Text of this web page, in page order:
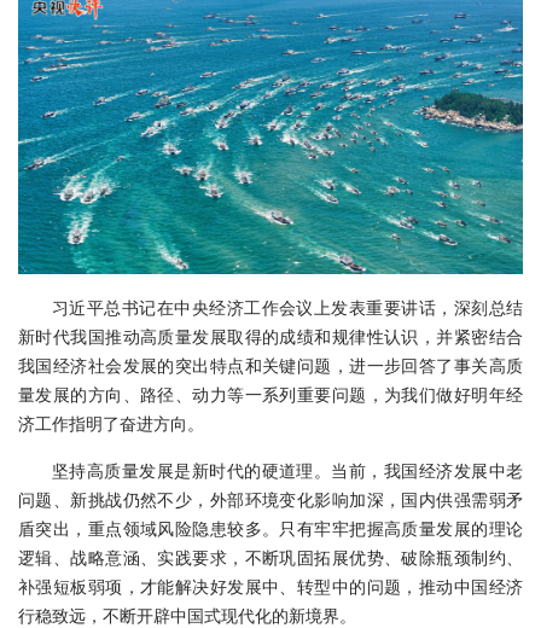
习近平总书记在中央经济工作会议上发表重要讲话，深刻总结
新时代我国推动高质量发展取得的成绩和规律性认识，并紧密结合
我国经济社会发展的突出特点和关键问题，进一步回答了事关高质
量发展的方向、路径、动力等一系列重要问题，为我们做好明年经
济工作指明了奋进方向。
坚持高质量发展是新时代的硬道理。当前，我国经济发展中老
问题、新挑战仍然不少，外部环境变化影响加深，国内供强需弱矛
盾突出，重点领域风险隐患较多。只有牢牢把握高质量发展的理论
逻辑、战略意涵、实践要求，不断巩固拓展优势、破除瓶颈制约、
补强短板弱项，才能解决好发展中、转型中的问题，推动中国经济
行稳致远，不断开辟中国式现代化的新境界。